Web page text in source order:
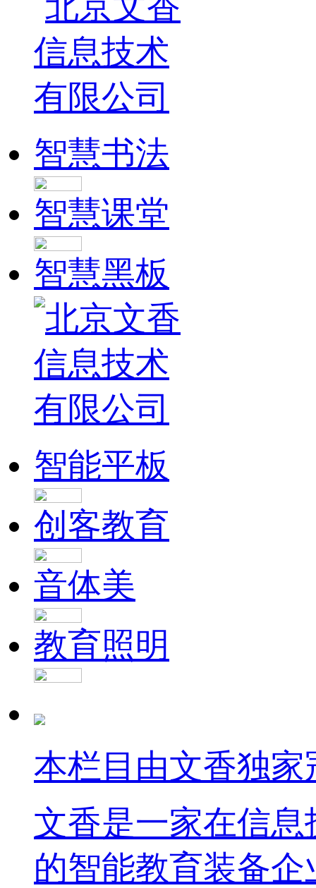
智慧书法
智慧课堂
智慧黑板
智能平板
创客教育
音体美
教育照明
本栏目由文香独家
文香是一家在信
的智能教育装备企